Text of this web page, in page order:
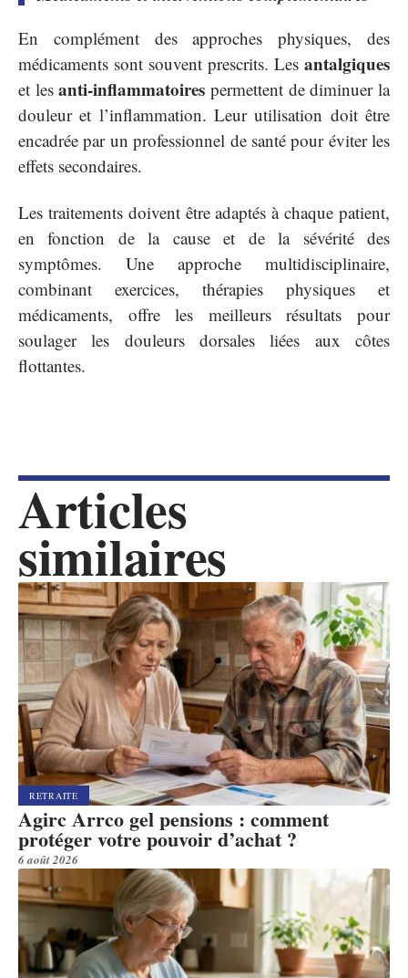
En complément des approches physiques, des
médicaments sont souvent prescrits. Les antalgiques
et lesanti-inflammatoires permettent de diminuer la
douleur et l’inflammation. Leur utilisation doit être
encadrée par un professionnel de santé pour éviter les
effets secondaires.
Les traitements doivent être adaptés à chaque patient,
en fonction de la cause et de la sévérité des
symptômes. Une approche multidisciplinaire,
combinant exercices, thérapies physiques et
médicaments, offre les meilleurs résultats pour
soulager les douleurs dorsales liées aux côtes
flottantes.
Articles
similaires
RETRAITE
Agirc Arrco gel pensions : comment
protéger votre pouvoir d’achat ?
6 août 2026